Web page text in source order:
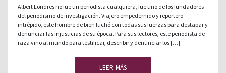
Albert Londres no fue un periodista cualquiera, fue uno de los fundadores
del periodismo de investigación. Viajero empedernido y reportero
intrépido, este hombre de bien luchó con todas sus fuerzas para destapar y
denunciar las injusticias de su época. Para sus lectores, este periodista de
raza vino al mundo para testificar, describir y denunciar los […]
LEER MÁS